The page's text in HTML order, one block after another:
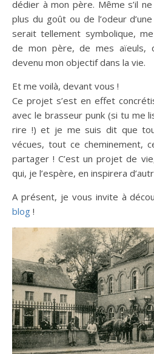
dédier à mon père. Même s’il
plus du goût ou de l’odeur
serait tellement symbolique,
de mon père, de mes aïeuls,
devenu mon objectif dans la vie.
Et me voilà, devant vous !
Ce projet s’est en effet
avec le brasseur punk (si tu me
rire !) et je me suis dit que
vécues, tout ce cheminement,
partager ! C’est un projet de
qui, je l’espère, en inspirera
A présent, je vous invite à
blog !